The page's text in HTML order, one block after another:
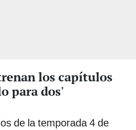
los capítulos
para dos'
de la temporada 4 de